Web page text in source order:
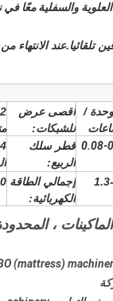
والسفلية معًا
الانتهاء
وحدة /
أقصى عرض
للشبكات:
2
0.08- قطر سلك
الربيع:
إجمالي الطاقة
الكهربائية:
20
،